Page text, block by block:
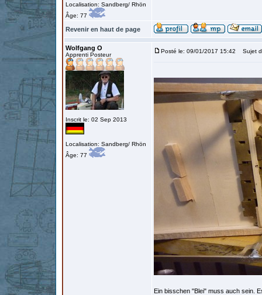
Localisation: Sandberg/ Rhön
Âge: 77
Revenir en haut de page
Wolfgang O
Apprenti Posteur
Inscrit le: 02 Sep 2013
Localisation: Sandberg/ Rhön
Âge: 77
Posté le: 09/01/2017 15:42 Sujet
Ein bisschen "Blei" muss auch sein.